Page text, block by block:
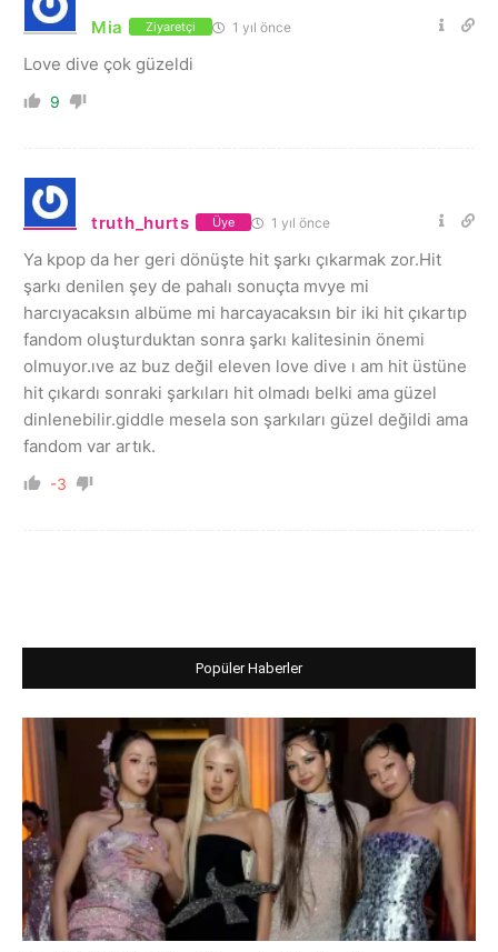
Mia Ziyaretçi 1 yıl önce
Love dive çok güzeldi
9
truth_hurts Üye 1 yıl önce
Ya kpop da her geri dönüşte hit şarkı çıkarmak zor.Hit
şarkı denilen şey de pahalı sonuçta mvye mi
harcıyacaksın albüme mi harcayacaksın bir iki hit çıkartıp
fandom oluşturduktan sonra şarkı kalitesinin önemi
olmuyor.ıve az buz değil eleven love dive ı am hit üstüne
hit çıkardı sonraki şarkıları hit olmadı belki ama güzel
dinlenebilir.giddle mesela son şarkıları güzel değildi ama
fandom var artık.
-3
Popüler Haberler